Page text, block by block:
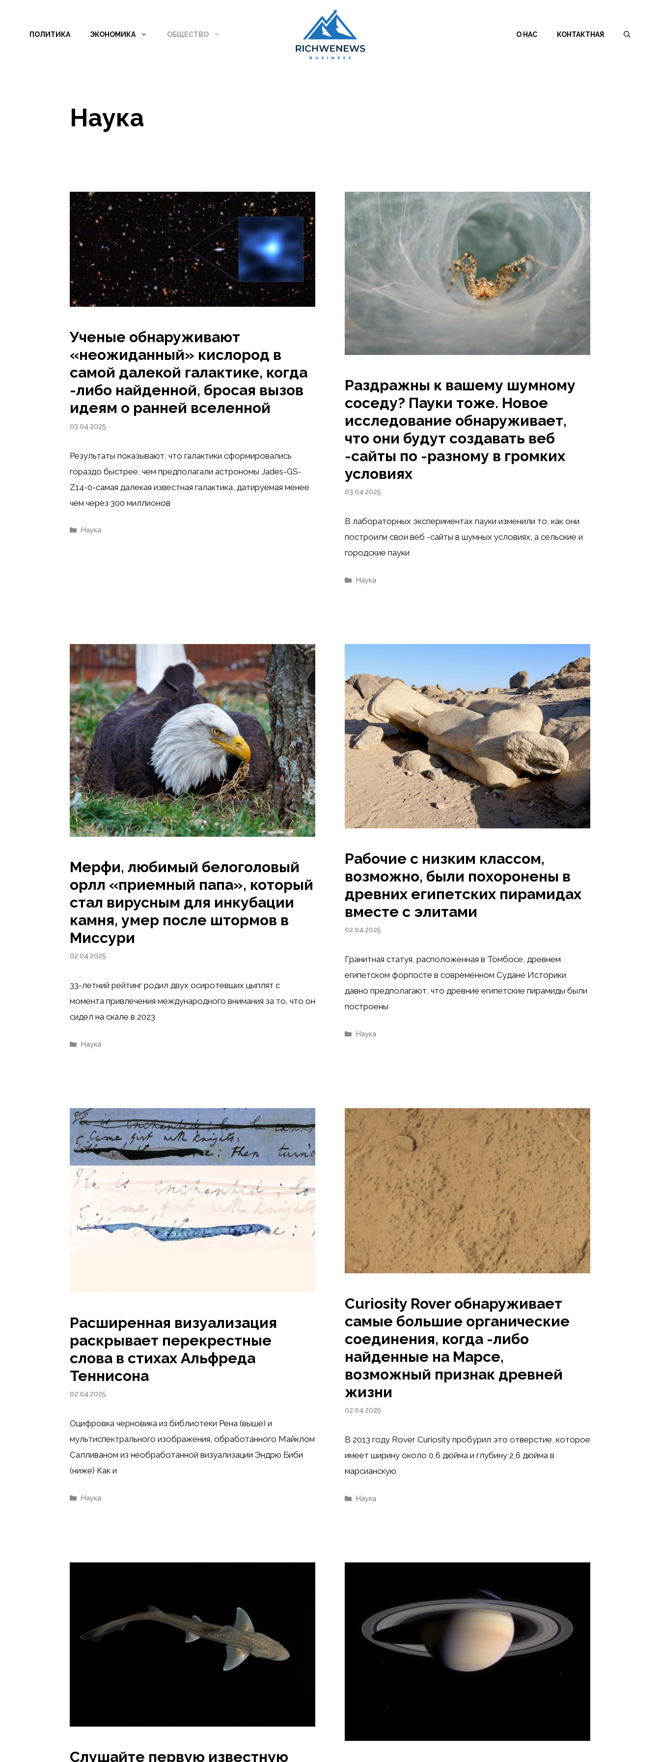
содержимому
ПОЛИТИКА ЭКОНОМИКА ОБЩЕСТВО О НАС КОНТАКТНАЯ
Наука
Ученые обнаруживают
«неожиданный» кислород в
самой далекой галактике, когда
-либо найденной, бросая вызов
идеям о ранней вселенной
03.04.2025
Результаты показывают, что галактики сформировались
гораздо быстрее, чем предполагали астрономы Jades-GS-
Z14-0-самая далекая известная галактика, датируемая менее
чем через 300 миллионов
Рубрики
Наука
Раздражны к вашему шумному
соседу? Пауки тоже. Новое
исследование обнаруживает,
что они будут создавать веб
-сайты по -разному в громких
условиях
03.04.2025
В лабораторных экспериментах пауки изменили то, как они
построили свои веб -сайты в шумных условиях, а сельские и
городские пауки
Рубрики
Наука
Мерфи, любимый белоголовый
орлл «приемный папа», который
стал вирусным для инкубации
камня, умер после штормов в
Миссури
02.04.2025
33-летний рейтинг родил двух осиротевших цыплят с
момента привлечения международного внимания за то, что он
сидел на скале в 2023
Рубрики
Наука
Рабочие с низким классом,
возможно, были похоронены в
древних египетских пирамидах
вместе с элитами
02.04.2025
Гранитная статуя, расположенная в Томбосе, древнем
египетском форпосте в современном Судане Историки
давно предполагают, что древние египетские пирамиды были
построены
Рубрики
Наука
Расширенная визуализация
раскрывает перекрестные
слова в стихах Альфреда
Теннисона
02.04.2025
Оцифровка черновика из библиотеки Рена (выше) и
мультиспектрального изображения, обработанного Майклом
Салливаном из необработанной визуализации Эндрю Биби
(ниже) Как и
Рубрики
Наука
Curiosity Rover обнаруживает
самые большие органические
соединения, когда -либо
найденные на Марсе,
возможный признак древней
жизни
02.04.2025
В 2013 году Rover Curiosity пробурил это отверстие, которое
имеет ширину около 0,6 дюйма и глубину 2,6 дюйма в
марсианскую
Рубрики
Наука
Слушайте первую известную